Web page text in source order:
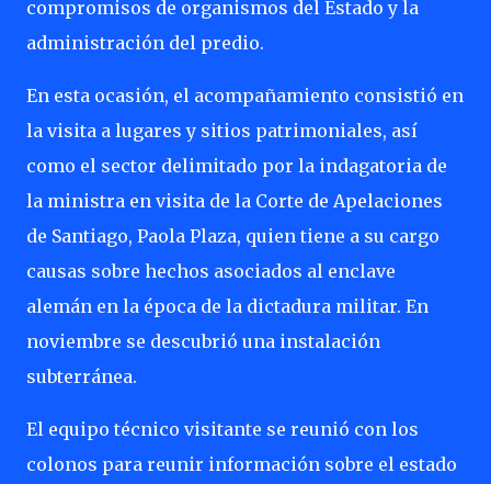
compromisos de organismos del Estado y la
administración del predio.
En esta ocasión, el acompañamiento consistió en
la visita a lugares y sitios patrimoniales, así
como el sector delimitado por la indagatoria de
la ministra en visita de la Corte de Apelaciones
de Santiago, Paola Plaza, quien tiene a su cargo
causas sobre hechos asociados al enclave
alemán en la época de la dictadura militar. En
noviembre se descubrió una instalación
subterránea.
El equipo técnico visitante se reunió con los
colonos para reunir información sobre el estado